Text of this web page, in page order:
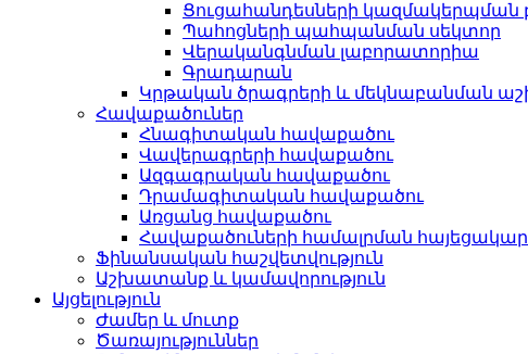
Ցուցահանդեսների կազմակերպման
Պահոցների պահպանման սեկտոր
Վերականգնման լաբորատորիա
Գրադարան
Կրթական ծրագրերի և մեկնաբանման
Հավաքածուներ
Հնագիտական հավաքածու
Վավերագրերի հավաքածու
Ազգագրական հավաքածու
Դրամագիտական հավաքածու
Առցանց հավաքածու
Հավաքածուների համալրման
Ֆինանսական հաշվետվություն
Աշխատանք և կամավորություն
Այցելություն
Ժամեր և մուտք
Ծառայություններ